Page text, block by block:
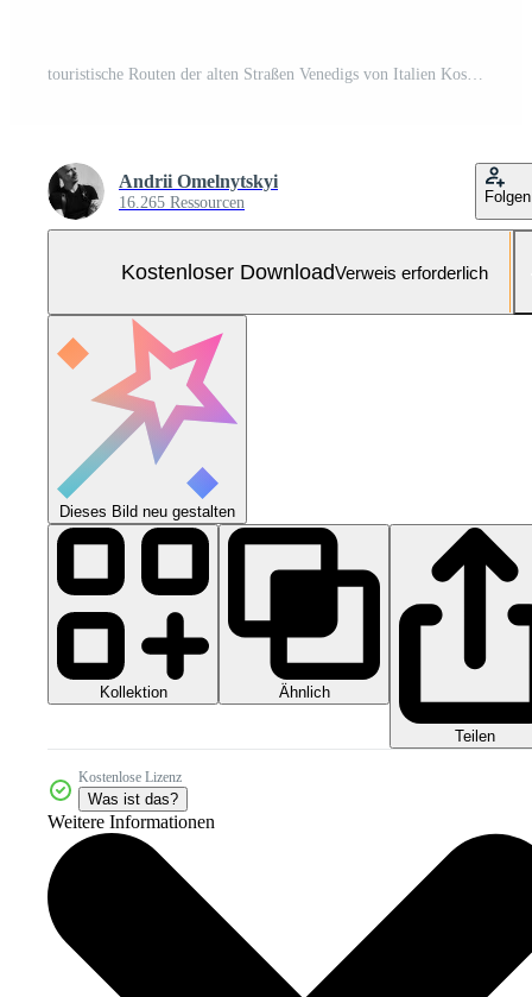
touristische Routen der alten Straßen Venedigs von Italien Kostenloses Foto
Andrii Omelnytskyi
16.265 Ressourcen Folgen
Kostenloser DownloadVerweis erforderlich
Dieses Bild neu gestalten
Kollektion Ähnlich
Teilen
Kostenlose Lizenz
Was ist das?
Weitere Informationen